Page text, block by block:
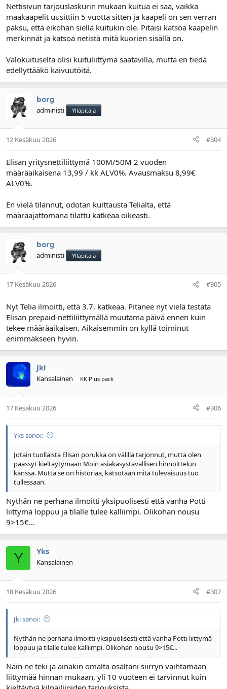
Nettisivun tarjouslaskurin mukaan kuitua ei saa, vaikka
maakaapelit uusittiin 5 vuotta sitten ja kaapeli on sen verran
paksu, että eiköhän siellä kuitukin ole. Pitäisi katsoa kaapelin
merkinnät ja katsoa netistä mitä kuorien sisällä on.
Valokuituselta olisi kuituliittymä saatavilla, mutta en tiedä
edellyttääkö kaivuutöitä.
borg
administi Ylläpitäjä
12 Kesäkuu 2026 #304
Elisan yritysnettiliittymä 100M/50M 2 vuoden
määräaikaisena 13,99 / kk ALV0%. Avausmaksu 8,99€
ALV0%.
En vielä tilannut, odotan kuittausta Telialta, että
määräajattomana tilattu katkeaa oikeasti.
borg
administi Ylläpitäjä
17 Kesäkuu 2026 #305
Nyt Telia ilmoitti, että 3.7. katkeaa. Pitänee nyt vielä testata
Elisan prepaid-nettiliittymällä muutama päivä ennen kuin
tekee määräaikaisen. Aikaisemmin on kyllä toiminut
enimmäkseen hyvin.
Jki
Kansalainen KK Plus pack
17 Kesäkuu 2026 #306
Yks sanoi:
Jotain tuollaista Elisan porukka on välillä tarjonnut, mutta olen
päässyt kieltäytymään Moin asiakasystävällisen hinnoittelun
kanssa. Mutta se on historiaa, katsotaan mitä tulevaisuus tuo
tullessaan.
Nythän ne perhana ilmoitti yksipuolisesti että vanha Potti
liittymä loppuu ja tilalle tulee kalliimpi. Olikohan nousu
9>15€...
Y Yks
Kansalainen
18 Kesäkuu 2026 #307
Jki sanoi:
Nythän ne perhana ilmoitti yksipuolisesti että vanha Potti liittymä
loppuu ja tilalle tulee kalliimpi. Olikohan nousu 9>15€...
Näin ne teki ja ainakin omalta osaltani siirryn vaihtamaan
liittymää hinnan mukaan, yli 10 vuoteen ei tarvinnut kuin